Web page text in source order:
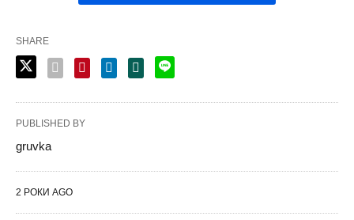
SHARE
PUBLISHED BY
gruvka
2 РОКИ AGO